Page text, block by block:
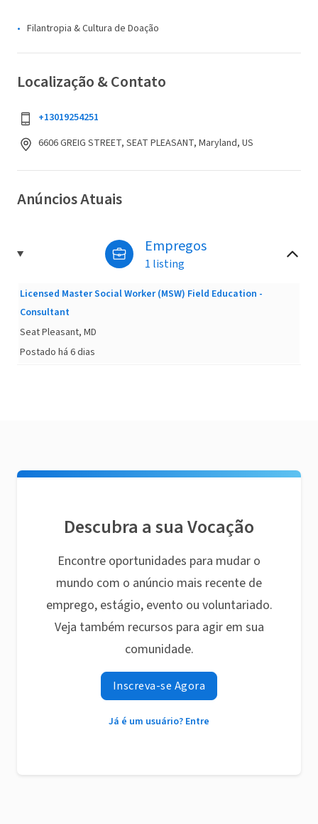
Filantropia & Cultura de Doação
Localização & Contato
+13019254251
6606 GREIG STREET, SEAT PLEASANT, Maryland, US
Anúncios Atuais
Empregos
1 listing
Licensed Master Social Worker (MSW) Field Education -
Consultant
Seat Pleasant, MD
Postado há 6 dias
Descubra a sua Vocação
Encontre oportunidades para mudar o
mundo com o anúncio mais recente de
emprego, estágio, evento ou voluntariado.
Veja também recursos para agir em sua
comunidade.
Inscreva-se Agora
Já é um usuário? Entre